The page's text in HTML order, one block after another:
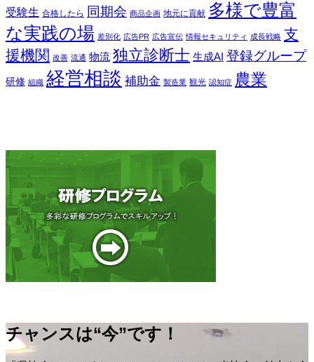
受験生 合格したら 同期会 商品企画 地元に貢献 多様で豊富
な実践の場 差別化 広告PR 広告宣伝 情報セキュリティ 成長戦略 支
援機関 改善 流通 物流 独立診断士 生成AI 登録グループ
研修 組織 経営相談 補助金 製造業 観光 認知症 農業
チャンスは“今”です！